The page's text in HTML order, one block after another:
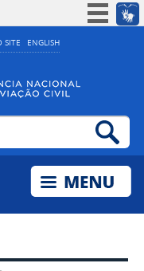
SITE ENGLISH
Simplifique!
à informação
Legislação